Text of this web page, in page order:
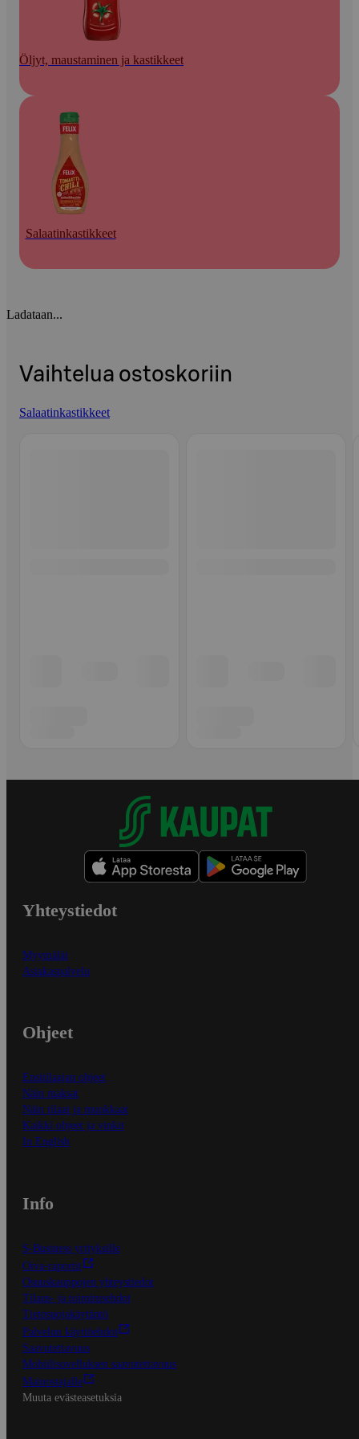
Öljyt, maustaminen ja kastikkeet
Salaatinkastikkeet
Ladataan...
Vaihtelua ostoskoriin
Salaatinkastikkeet
Yhteystiedot
Myymälät
Asiakaspalvelu
Ohjeet
Ensitilaajan ohjeet
Näin maksat
Näin tilaat ja muokkaat
Kaikki ohjeet ja vinkit
In English
Info
S-Business yrityksille
Oiva-raportit
Osuuskauppojen yhteystiedot
Tilaus- ja toimitusehdot
Tietosuojakäytäntö
Palvelun käyttöehdot
Saavutettavuus
Mobiilisovelluksen saavutettavuus
Mainostajalle
Muuta evästeasetuksia